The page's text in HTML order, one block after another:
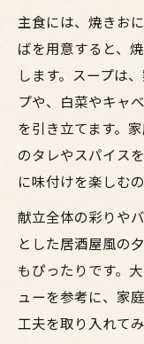
主食には、焼きお
ばを用意すると、
します。スープは
プや、白菜やキャ
を引き立てます。
のタレやスパイス
に味付けを楽しむ
献立全体の彩りや
とした居酒屋風の
もぴったりです。
ューを参考に、家
工夫を取り入れて